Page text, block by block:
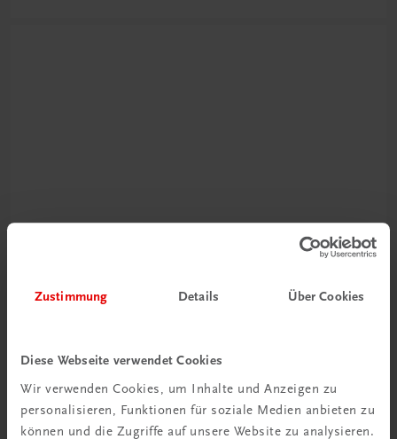
Zustimmung Details Über Cookies
Diese Webseite verwendet Cookies
Wir verwenden Cookies, um Inhalte und Anzeigen zu
personalisieren, Funktionen für soziale Medien anbieten zu
können und die Zugriffe auf unsere Website zu analysieren.
Mehr dazu